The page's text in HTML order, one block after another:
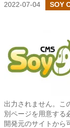
2022-07-04 SOY
出力されません。こ
別ページを用意する
開発元のサイトから